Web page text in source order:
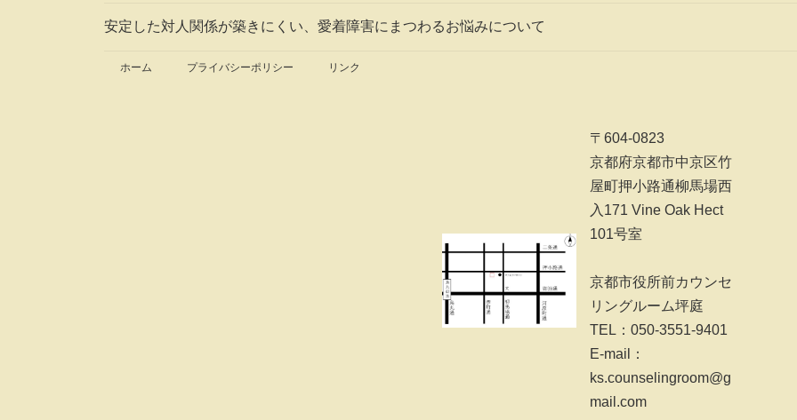
安定した対人関係が築きにくい、愛着障害にまつわるお悩みについて
ホーム プライバシーポリシー リンク
〒604-0823
京都府京都市中京区竹
屋町押小路通柳馬場西
入171 Vine Oak Hect
101号室
京都市役所前カウンセ
リングルーム坪庭
TEL：050-3551-9401
E-mail：
ks.counselingroom@g
mail.com